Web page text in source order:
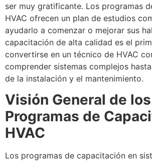
ser muy gratificante. Los programas
HVAC ofrecen un plan de estudios
ayudarlo a comenzar o mejorar sus
capacitación de alta calidad es el
convertirse en un técnico de HVAC
comprender sistemas complejos
de la instalación y el mantenimiento.
Visión General de los
Programas de
HVAC
Los programas de capacitación en